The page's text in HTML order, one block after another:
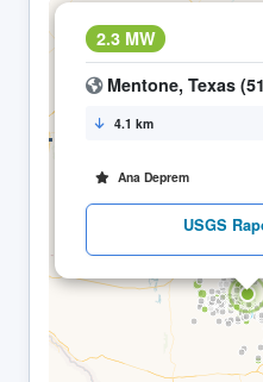
2.3 MW
Mentone, Texas
4.1 km
Ana Deprem
USGS